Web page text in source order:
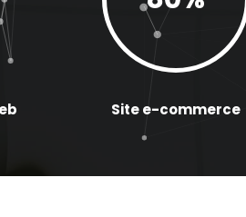
Site e-commerce